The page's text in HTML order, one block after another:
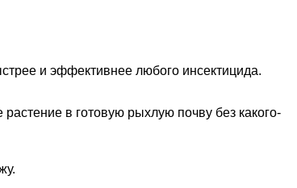
и эффективнее любого инсектицида.
в готовую рыхлую почву без какого-